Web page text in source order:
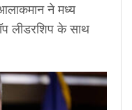
ने मध्य
लीडरशिप के साथ